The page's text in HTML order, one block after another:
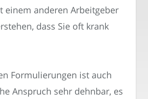
einem anderen Arbeitgeber
dass Sie oft krank
Formulierungen ist auch
Anspruch sehr dehnbar, es